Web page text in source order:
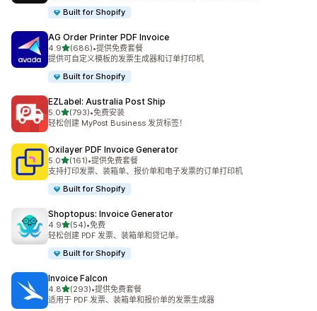
Built for Shopify
AG Order Printer PDF Invoice
4.9星（满分 5 星）
(686)
总共 686 条评论
•提供免费套餐
提供可自定义模板的发票生成器和订单打印机
Built for Shopify
EZLabel: Australia Post Ship
5.0星（满分 5 星）
(793)
总共 793 条评论
•免费安装
轻松创建 MyPost Business 发货标签！
Oxilayer PDF Invoice Generator
5.0星（满分 5 星）
(161)
总共 161 条评论
•提供免费套餐
支持打印发票、装箱单、报价单和电子发票的订单打印机
Built for Shopify
Shoptopus: Invoice Generator
4.9星（满分 5 星）
(54)
总共 54 条评论
•免费
轻松创建 PDF 发票、装箱单和贷记单。
Built for Shopify
Invoice Falcon
4.8星（满分 5 星）
(293)
总共 293 条评论
•提供免费套餐
适用于 PDF 发票、装箱单和报价单的发票生成器